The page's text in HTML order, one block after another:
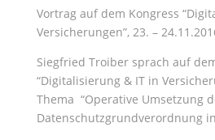
Vortrag auf dem Kongress
Versicherungen”, 23. –
Siegfried Troiber sprach auf
“Digitalisierung & IT in
Thema “Operative Umsetzung
Datenschutzgrundverordnung in